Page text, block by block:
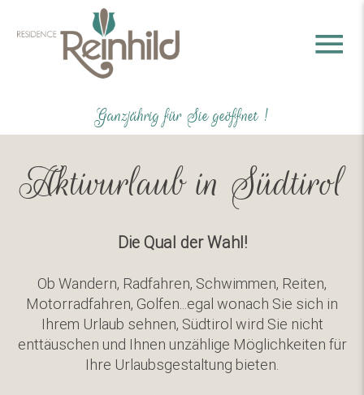
Ganzjährig für Sie geöffnet !
Aktivurlaub in Südtirol
Die Qual der Wahl!
Ob Wandern, Radfahren, Schwimmen, Reiten,
Motorradfahren, Golfen...egal wonach Sie sich in
Ihrem Urlaub sehnen, Südtirol wird Sie nicht
enttäuschen und Ihnen unzählige Möglichkeiten für
Ihre Urlaubsgestaltung bieten.